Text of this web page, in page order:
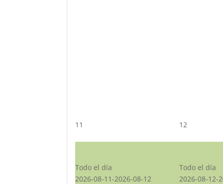
11
Todo el día
2026-08-11-2026-08-12
12
Todo el día
2026-08-12-